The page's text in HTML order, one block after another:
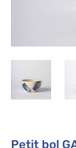
Petit bol